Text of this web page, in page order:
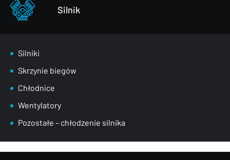
Pozostałe – części karoserii
Silnik
Silniki
Skrzynie biegów
Chłodnice
Wentylatory
Pozostałe – chłodzenie silnika